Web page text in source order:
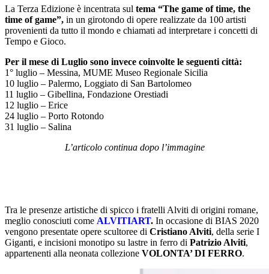
La Terza Edizione è incentrata sul tema “The game of time, the
time of game”, in un girotondo di opere realizzate da 100 artisti
provenienti da tutto il mondo e chiamati ad interpretare i concetti di
Tempo e Gioco.
Per il mese di Luglio sono invece coinvolte le seguenti città:
1° luglio – Messina, MUME Museo Regionale Sicilia
10 luglio – Palermo, Loggiato di San Bartolomeo
11 luglio – Gibellina, Fondazione Orestiadi
12 luglio – Erice
24 luglio – Porto Rotondo
31 luglio – Salina
L’articolo continua dopo l’immagine
Tra le presenze artistiche di spicco i fratelli Alviti di origini romane,
meglio conosciuti come ALVITIART. In occasione di BIAS 2020
vengono presentate opere scultoree di Cristiano Alviti, della serie I
Giganti, e incisioni monotipo su lastre in ferro di Patrizio Alviti,
appartenenti alla neonata collezione VOLONTA’ DI FERRO.